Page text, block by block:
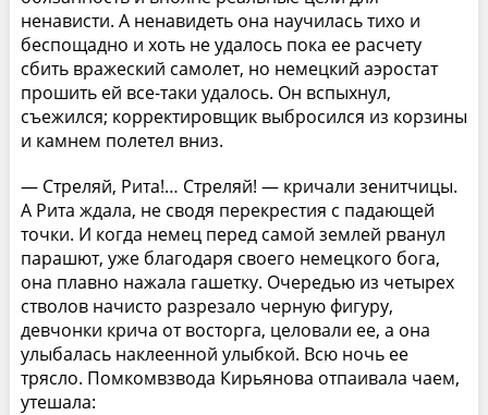
ненависти. А ненавидеть она научилась тихо и
беспощадно и хоть не удалось пока ее расчету
сбить вражеский самолет, но немецкий аэростат
прошить ей все-таки удалось. Он вспыхнул,
съежился; корректировщик выбросился из корзины
и камнем полетел вниз.
— Стреляй, Рита!… Стреляй! — кричали зенитчицы.
А Рита ждала, не сводя перекрестия с падающей
точки. И когда немец перед самой землей рванул
парашют, уже благодаря своего немецкого бога,
она плавно нажала гашетку. Очередью из четырех
стволов начисто разрезало черную фигуру,
девчонки крича от восторга, целовали ее, а она
улыбалась наклеенной улыбкой. Всю ночь ее
трясло. Помкомвзвода Кирьянова отпаивала чаем,
утешала: